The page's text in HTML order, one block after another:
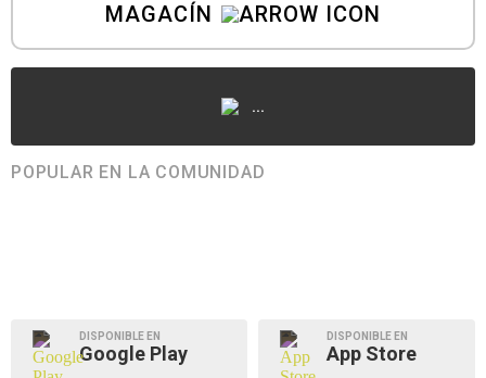
MAGACÍN
...
POPULAR EN LA COMUNIDAD
DISPONIBLE EN
Google Play
DISPONIBLE EN
App Store